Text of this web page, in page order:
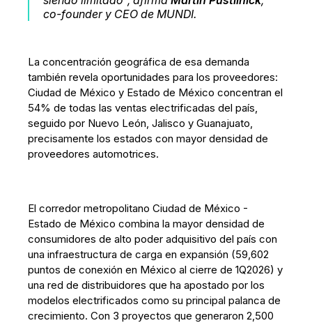
co-founder y CEO de MUNDI.
La concentración geográfica de esa demanda
también revela oportunidades para los proveedores:
Ciudad de México y Estado de México concentran el
54% de todas las ventas electrificadas del país,
seguido por Nuevo León, Jalisco y Guanajuato,
precisamente los estados con mayor densidad de
proveedores automotrices.
El corredor metropolitano Ciudad de México -
Estado de México combina la mayor densidad de
consumidores de alto poder adquisitivo del país con
una infraestructura de carga en expansión (59,602
puntos de conexión en México al cierre de 1Q2026) y
una red de distribuidores que ha apostado por los
modelos electrificados como su principal palanca de
crecimiento. Con 3 proyectos que generaron 2,500